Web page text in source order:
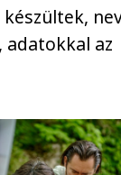
adatokkal az